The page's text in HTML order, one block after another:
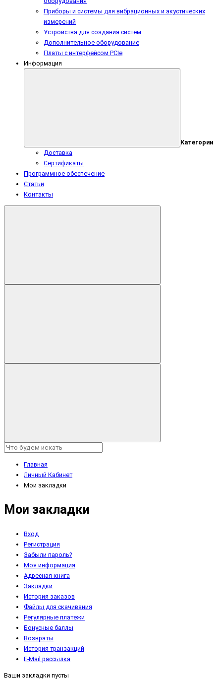
Приборы и системы для вибрационных и акустических
измерений
Устройства для создания систем
Дополнительное оборудование
Платы с интерфейсом PCIe
Информация
Категории
Доставка
Сертификаты
Программное обеспечение
Статьи
Контакты
Главная
Личный Кабинет
Мои закладки
Мои закладки
Вход
Регистрация
Забыли пароль?
Моя информация
Адресная книга
Закладки
История заказов
Файлы для скачивания
Регулярные платежи
Бонусные баллы
Возвраты
История транзакций
E-Mail рассылка
Ваши закладки пусты